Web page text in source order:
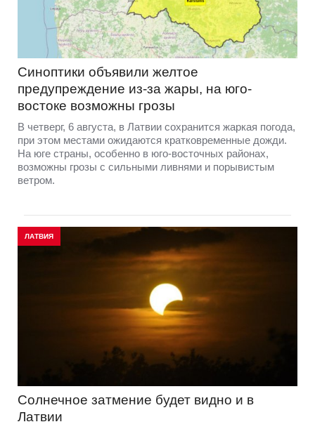
Синоптики объявили желтое
предупреждение из-за жары, на юго-
востоке возможны грозы
В четверг, 6 августа, в Латвии сохранится жаркая погода,
при этом местами ожидаются кратковременные дожди.
На юге страны, особенно в юго-восточных районах,
возможны грозы с сильными ливнями и порывистым
ветром.
ЛАТВИЯ
Солнечное затмение будет видно и в
Латвии